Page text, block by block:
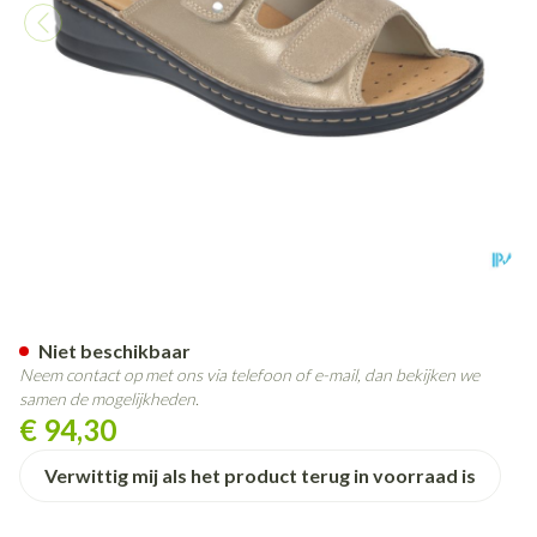
€ 94,30
Verwittig mij als het product terug in voorraad is
Niet beschikbaar
Neem contact op met ons via telefoon of e-mail, dan bekijken we
samen de mogelijkheden.